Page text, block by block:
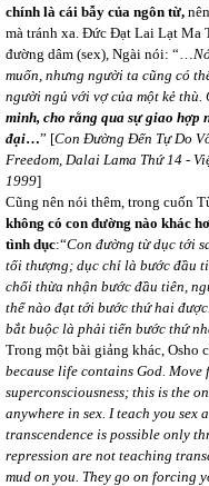
chính là cái bẫy của ngôn từ,
mà tránh xa. Đức Đạt Lai Lạt Ma
đường dâm (sex), Ngài nói: “…
muốn, nhưng người ta cũng có
người ngủ với vợ của một kẻ
minh, cho rằng qua sự giao hợp
đại…” [Con Đường Đến Tự Do
Freedom, Dalai Lama Thứ 14 -
1999]
Cũng nên nói thêm, trong cuốn
không có con đường nào khác
tình dục:“Con đường từ dục tới
tối thượng; dục chỉ là bước đầu
chối thừa nhận bước đầu tiên,
thể nào đạt tới bước thứ hai
bắt buộc là phải tiến bước thứ
Trong một bài giảng khác, Osho
because life contains God. Move
superconsciousness; this is the
anywhere in sex. I teach you sex
transcendence is possible only
repression are not teaching
mud on you. They go on forcing